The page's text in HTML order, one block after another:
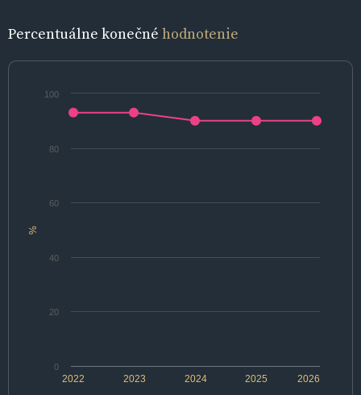
Percentuálne konečné hodnotenie
%
2022 2024 2026
2023 2025
0
20
40
60
80
100